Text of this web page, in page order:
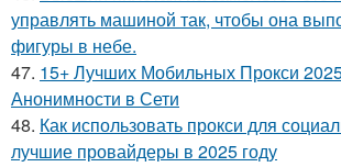
управлять машиной так, чтобы она
фигуры в небе.
47. 15+ Лучших Мобильных Прокси
Анонимности в Сети
48. Как использовать прокси для
лучшие провайдеры в 2025 году